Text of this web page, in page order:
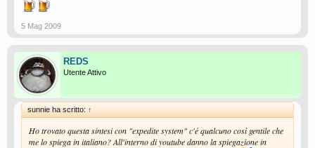
5 Mag 2009
REDS
Utente Attivo
sunnie ha scritto: ↑
Ho trovato questa sintesi con "expedite system" c'é qualcuno così gentile che
me lo spiega in italiano? All'interno di youtube danno la spiegazione in